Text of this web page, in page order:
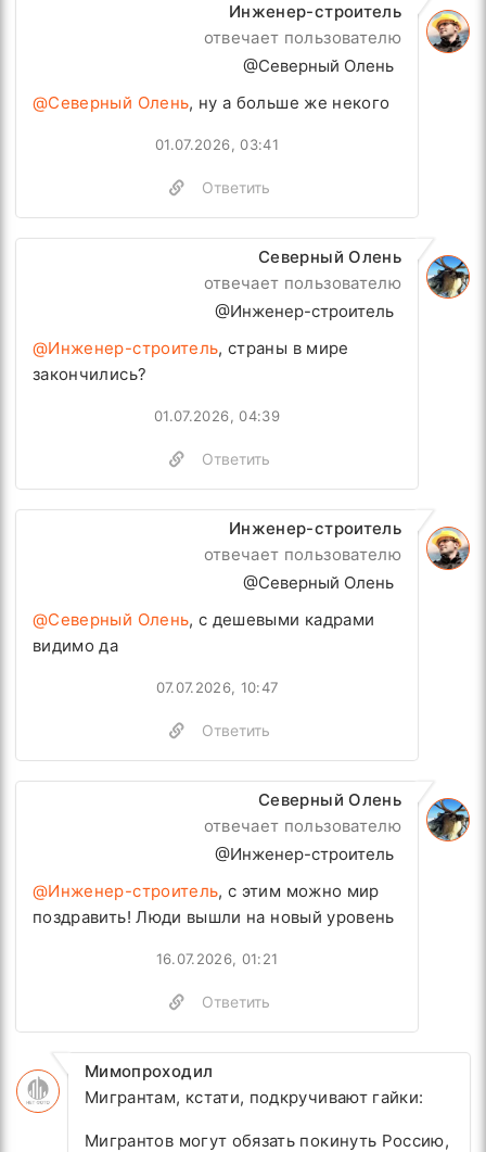
Инженер-строитель
отвечает пользователю
@Северный Олень
@Северный Олень, ну а больше же некого
Ответить
01.07.2026, 03:41
Северный Олень
отвечает пользователю
@Инженер-строитель
@Инженер-строитель, страны в мире
закончились?
Ответить
01.07.2026, 04:39
Инженер-строитель
отвечает пользователю
@Северный Олень
@Северный Олень, с дешевыми кадрами
видимо да
Ответить
07.07.2026, 10:47
Северный Олень
отвечает пользователю
@Инженер-строитель
@Инженер-строитель, с этим можно мир
поздравить! Люди вышли на новый уровень
Ответить
16.07.2026, 01:21
Мимопроходил
Мигрантам, кстати, подкручивают гайки:
Мигрантов могут обязать покинуть Россию,